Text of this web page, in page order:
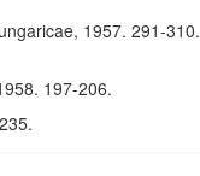
1957. 291-310.
197-206.